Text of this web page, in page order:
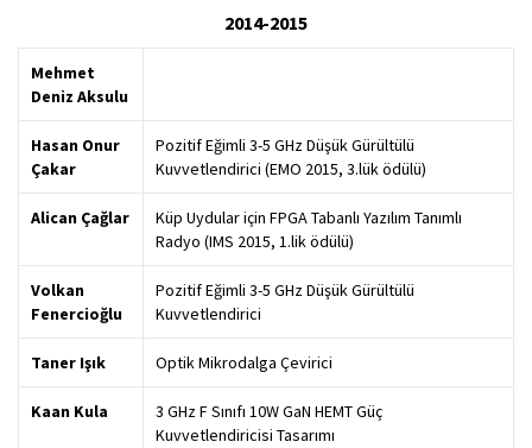
2014-2015
Mehmet
Deniz Aksulu
Hasan Onur
Çakar
Pozitif Eğimli 3-5 GHz Düşük Gürültülü
Kuvvetlendirici (EMO 2015, 3.lük ödülü)
Alican Çağlar
Küp Uydular için FPGA Tabanlı Yazılım Tanımlı
Radyo (IMS 2015, 1.lik ödülü)
Volkan
Fenercioğlu
Pozitif Eğimli 3-5 GHz Düşük Gürültülü
Kuvvetlendirici
Taner Işık Optik Mikrodalga Çevirici
Kaan Kula
3 GHz F Sınıfı 10W GaN HEMT Güç
Kuvvetlendiricisi Tasarımı